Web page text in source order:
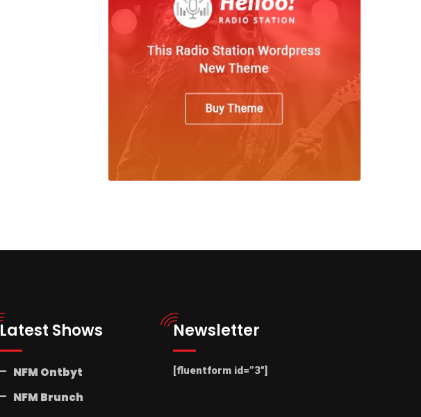
Latest Shows
NFM Ontbyt
NFM Brunch
Newsletter
[fluentform id=”3″]